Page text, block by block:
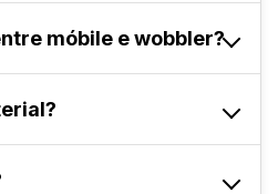
e reforçar ações de
venda.
móbile e wobbler?
o wobbler é
temporárias e